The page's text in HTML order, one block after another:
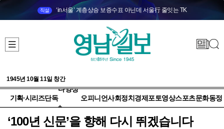
직설 ‘in서울’ 계층상승 보증수표 아닌데 서울行 줄잇는 TK
1945년 10월 11일 창간
기획·시리즈단독
다양성
+
오피니언사회정치 경제 포토영상스포츠문화동정
‘100년 신문’을 향해 다시 뛰겠습니다